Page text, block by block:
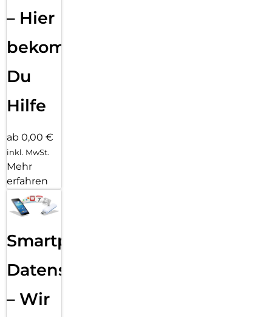
– Hier
bekommst
Du
Hilfe
ab 0,00 €
inkl. MwSt.
Mehr
erfahren
Smartphone
Datensicherung
– Wir